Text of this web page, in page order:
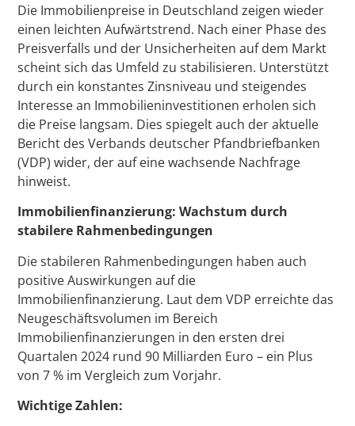
Die Immobilienpreise in Deutschland zeigen wieder
einen leichten Aufwärtstrend. Nach einer Phase des
Preisverfalls und der Unsicherheiten auf dem Markt
scheint sich das Umfeld zu stabilisieren. Unterstützt
durch ein konstantes Zinsniveau und steigendes
Interesse an Immobilieninvestitionen erholen sich
die Preise langsam. Dies spiegelt auch der aktuelle
Bericht des Verbands deutscher Pfandbriefbanken
(VDP) wider, der auf eine wachsende Nachfrage
hinweist.
Immobilienfinanzierung: Wachstum durch
stabilere Rahmenbedingungen
Die stabileren Rahmenbedingungen haben auch
positive Auswirkungen auf die
Immobilienfinanzierung. Laut dem VDP erreichte das
Neugeschäftsvolumen im Bereich
Immobilienfinanzierungen in den ersten drei
Quartalen 2024 rund 90 Milliarden Euro – ein Plus
von 7 % im Vergleich zum Vorjahr.
Wichtige Zahlen: